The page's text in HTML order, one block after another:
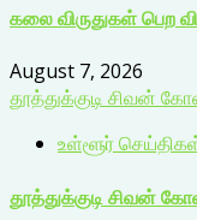
கலை விருதுகள் பெற
August 7, 2026
தூத்துக்குடி சிவன்
உள்ளூர்
தூத்துக்குடி சிவன்